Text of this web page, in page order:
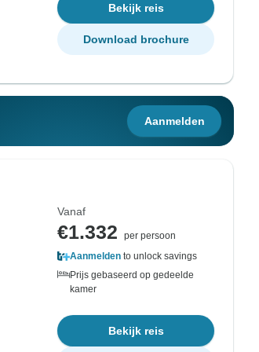
Bekijk reis
Download brochure
Aanmelden
Vanaf
€1.332
per persoon
Aanmelden to unlock savings
Prijs gebaseerd op gedeelde
kamer
Bekijk reis